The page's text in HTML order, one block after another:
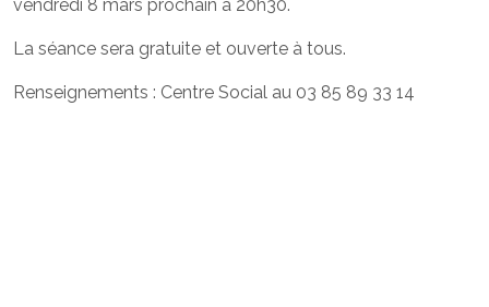
vendredi 8 mars prochain à 20h30.
La séance sera gratuite et ouverte à tous.
Renseignements : Centre Social au 03 85 89 33 14